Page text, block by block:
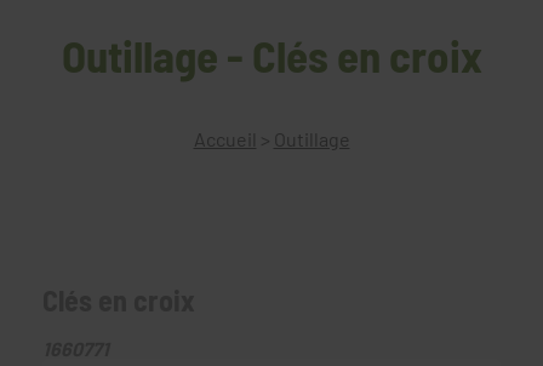
Outillage - Clés en croix
Accueil > Outillage